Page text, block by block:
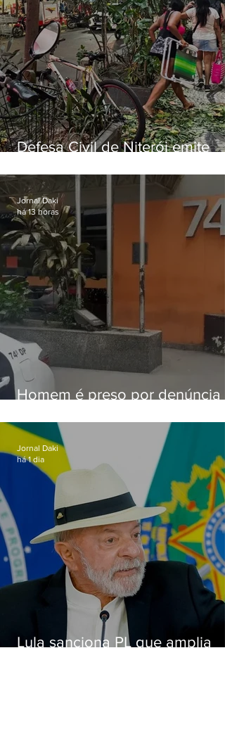
Defesa Civil de Niterói emite
sexta-feira (07)
Homem é preso por denúncia
Alcântara
Jornal Daki
há 13 horas
Lula sanciona PL que amplia
Jornal Daki
há 1 dia